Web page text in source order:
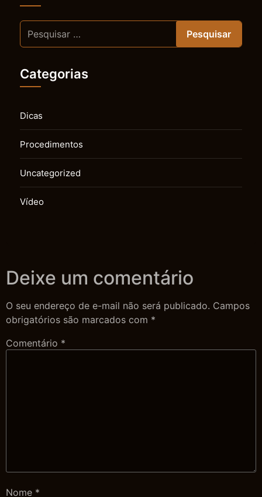
Categorias
Dicas
Procedimentos
Uncategorized
Vídeo
Deixe um comentário
O seu endereço de e-mail não será publicado. Campos
obrigatórios são marcados com *
Comentário *
Nome *